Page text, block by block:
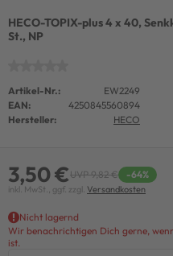
HECO-TOPIX-plus 4 x 40,
St., NP
Artikel-Nr.:
EW2249
EAN:
4250845560894
Hersteller:
HECO
3,50 €UVP 9,82 € -64%
inkl. MwSt., ggf. zzgl. Versandkosten
Nicht lagernd
Wir benachrichtigen Dich gerne,
ist.